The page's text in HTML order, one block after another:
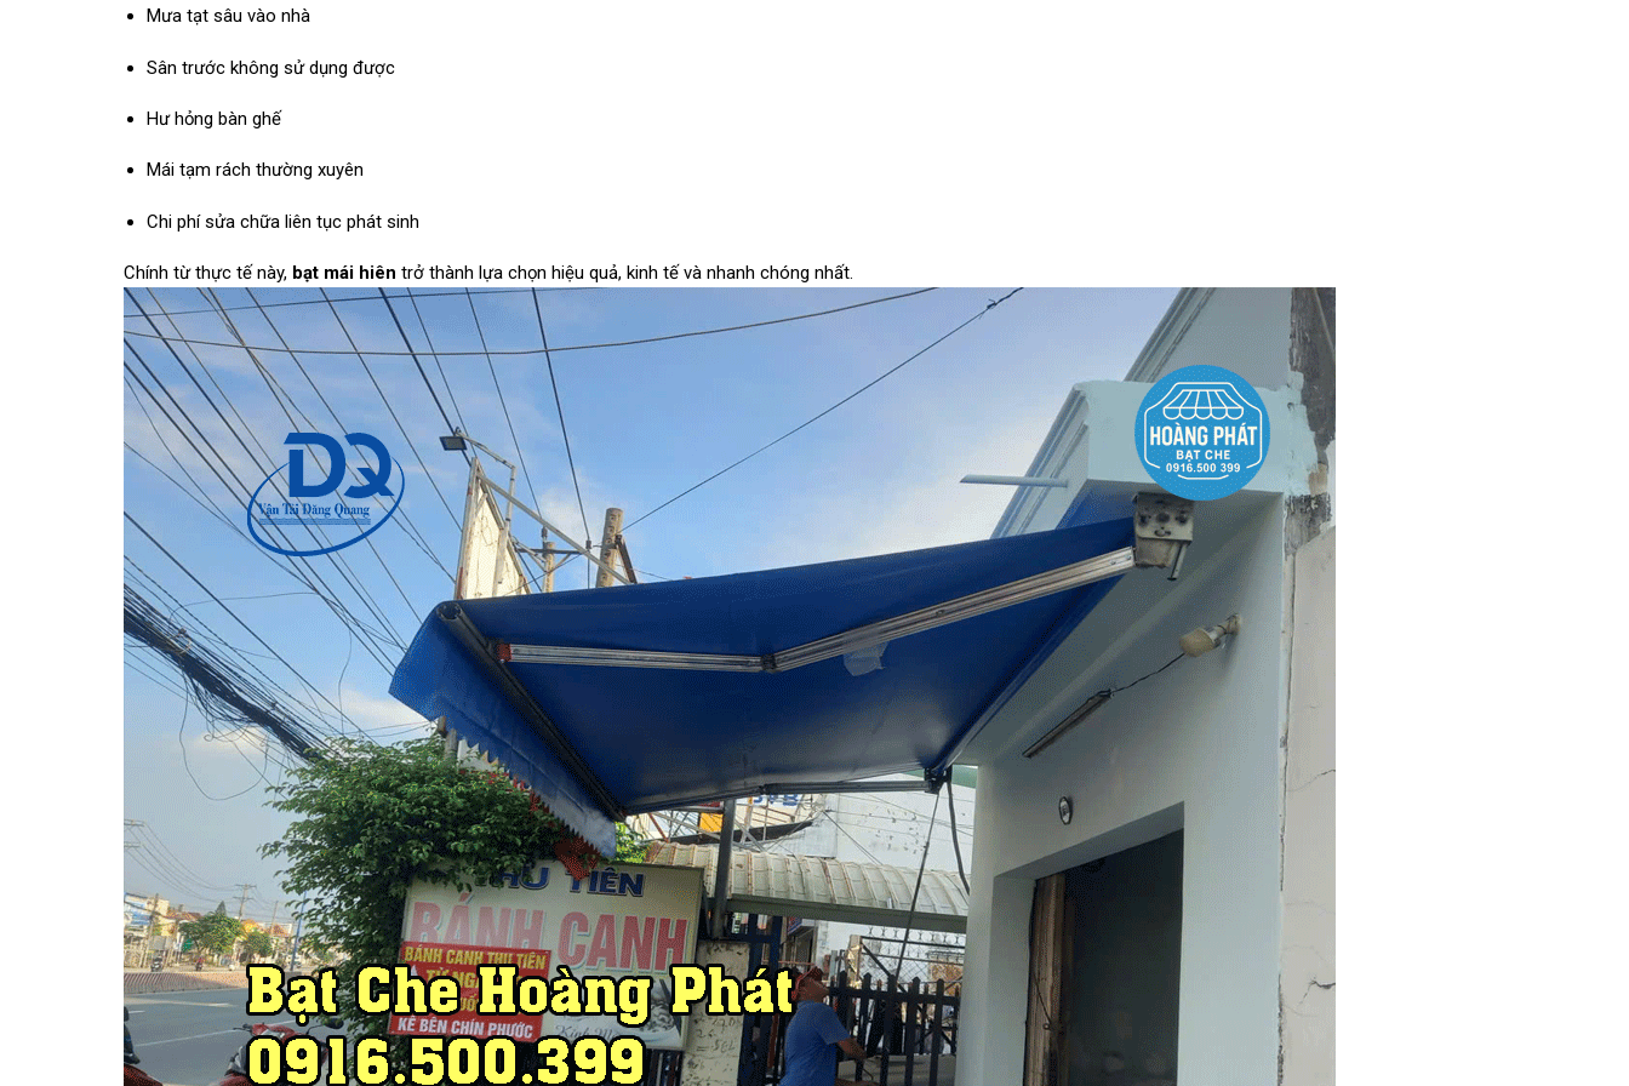
Mưa tạt sâu vào nhà
Sân trước không sử dụng được
Hư hỏng bàn ghế
Mái tạm rách thường xuyên
Chi phí sửa chữa liên tục phát sinh
Chính từ thực tế này, bạt mái hiên trở thành lựa chọn hiệu quả, kinh tế và nhanh chóng nhất.